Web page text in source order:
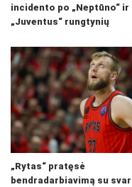
incidento po „Neptūno“ ir
„Juventus“ rungtynių
„Rytas“ pratęsė
bendradarbiavimą su